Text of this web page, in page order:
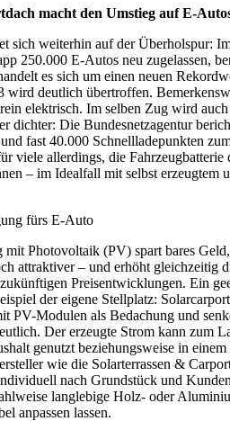
macht den Umstieg auf E-
sich weiterhin auf der Überholspur:
250.000 E-Autos neu zugelassen,
es sich um einen neuen
wird deutlich übertroffen.
elektrisch. Im selben Zug wird auch
dichter: Die Bundesnetzagentur
fast 40.000 Schnellladepunkten
viele allerdings, die
– im Idealfall mit selbst erzeugtem
fürs E-Auto
mit Photovoltaik (PV) spart bares
attraktiver – und erhöht gleichzeitig
Preisentwicklungen. Ein
der eigene Stellplatz:
PV-Modulen als Bedachung und
Der erzeugte Strom kann zum
genutzt beziehungsweise in
wie die Solarterrassen &
nach Grundstück und
langlebige Holz- oder
anpassen lassen.